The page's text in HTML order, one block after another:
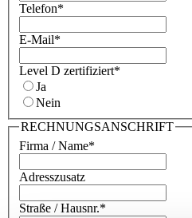
Telefon*
E-Mail*
Level D zertifiziert*
Ja
Nein
RECHNUNGSANSCHRIFT
Firma / Name*
Adresszusatz
Straße / Hausnr.*